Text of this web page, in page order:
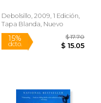
Debolsillo, 2009, 1 Edición,
Tapa Blanda, Nuevo